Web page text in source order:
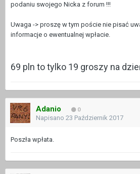
podaniu swojego Nicka z forum !!!
Uwaga -> proszę w tym poście nie pisać
informacje o ewentualnej wpłacie.
69 pln to tylko 19 groszy na
Adanio 0
Napisano 23 Październik 2017
Poszła wpłata.